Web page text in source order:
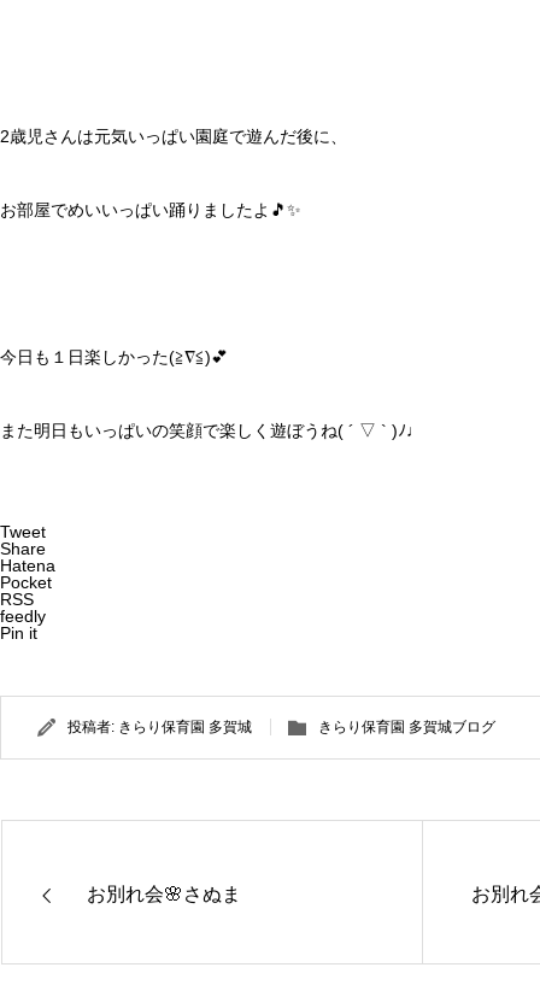
2歳児さんは元気いっぱい園庭で遊んだ後に、
お部屋でめいいっぱい踊りましたよ🎵✨
今日も１日楽しかった(≧∇≦)💕︎
また明日もいっぱいの笑顔で楽しく遊ぼうね( ´ ▽ ` )ﾉ♩
Tweet
Share
Hatena
Pocket
RSS
feedly
Pin it
投稿者: きらり保育園 多賀城 きらり保育園 多賀城ブログ
お別れ会🌸さぬま お別れ